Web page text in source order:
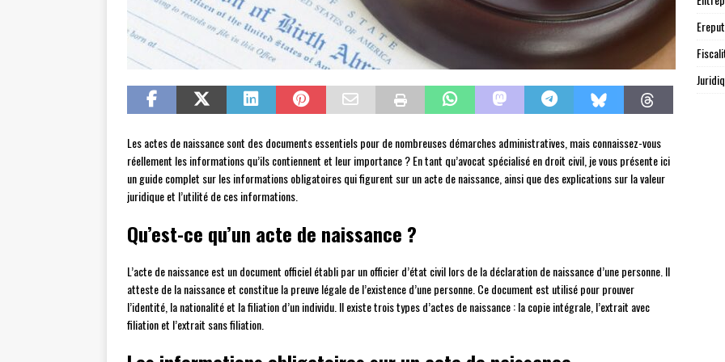
Les actes de naissance sont des documents essentiels pour de nombreuses démarches administratives, mais connaissez-vous
réellement les informations qu’ils contiennent et leur importance ? En tant qu’avocat spécialisé en droit civil, je vous présente ici
un guide complet sur les informations obligatoires qui figurent sur un acte de naissance, ainsi que des explications sur la valeur
juridique et l’utilité de ces informations.
Qu’est-ce qu’un acte de naissance ?
L’acte de naissance est un document officiel établi par un officier d’état civil lors de la déclaration de naissance d’une personne. Il
atteste de la naissance et constitue la preuve légale de l’existence d’une personne. Ce document est utilisé pour prouver
l’identité, la nationalité et la filiation d’un individu. Il existe trois types d’actes de naissance : la copie intégrale, l’extrait avec
filiation et l’extrait sans filiation.